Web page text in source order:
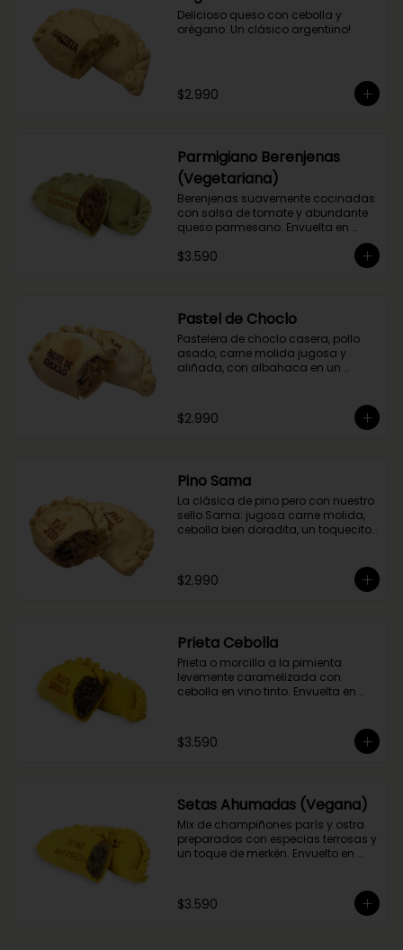
Delicioso queso con cebolla y
orégano. Un clásico argentiino!
$2.990
Parmigiano Berenjenas
(Vegetariana)
Berenjenas suavemente cocinadas
con salsa de tomate y abundante
queso parmesano. Envuelta en
$3.590
Pastel de Choclo
Pastelera de choclo casera, pollo
asado, carne molida jugosa y
aliñada, con albahaca en un
$2.990
Pino Sama
La clásica de pino pero con nuestro
sello Sama: jugosa carne molida,
cebolla bien doradita, un toquecito
que no podía faltar la aceituna y el
huevo, porque tradición siempre
$2.990
Prieta Cebolla
Prieta o morcilla a la pimienta
levemente caramelizada con
cebolla en vino tinto. Envuelta en
$3.590
Setas Ahumadas (Vegana)
Mix de champiñones parís y ostra
preparados con especias terrosas y
un toque de merkén. Envuelto en
$3.590